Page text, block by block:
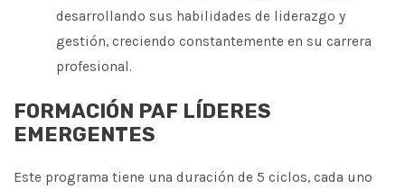
desarrollando sus habilidades de liderazgo y
gestión, creciendo constantemente en su carrera
profesional.
FORMACIÓN PAF LÍDERES
EMERGENTES
Este programa tiene una duración de 5 ciclos, cada uno